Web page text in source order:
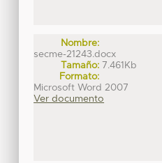
Nombre:
secme-21243.docx
Tamaño: 7.461Kb
Formato:
Microsoft Word 2007
Ver documento